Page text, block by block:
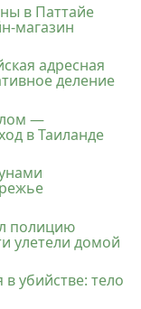
в Паттайе
магазин
адресная
деление
—
в Таиланде
полицию
улетели домой
убийстве: тело